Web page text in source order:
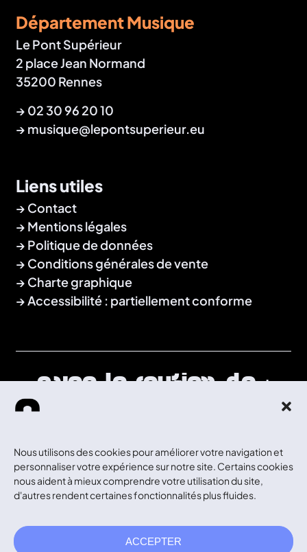
Nous utilisons des cookies pour améliorer votre navigation et
personnaliser votre expérience sur notre site. Certains cookies
nous aident à mieux comprendre votre utilisation du site,
d'autres rendent certaines fonctionnalités plus fluides.
ACCEPTER
Département Musique
Le Pont Supérieur
2 place Jean Normand
35200 Rennes
→ 02 30 96 20 10
→ musique@lepontsuperieur.eu
Liens utiles
Contact
Mentions légales
Politique de données
Conditions générales de vente
Charte graphique
Accessibilité : partiellement conforme
Avec le soutien de :